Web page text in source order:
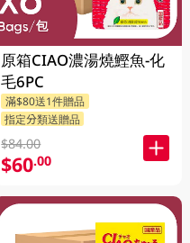
原箱CIAO濃湯燒鰹魚-化
毛6PC
滿$80送1件贈品
指定分類送贈品
$84.00
$60.00